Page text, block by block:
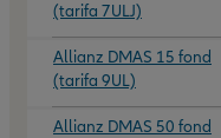
(tarifa 7ULJ)
Allianz DMAS 15 fond
(tarifa 9UL)
Allianz DMAS 50 fond